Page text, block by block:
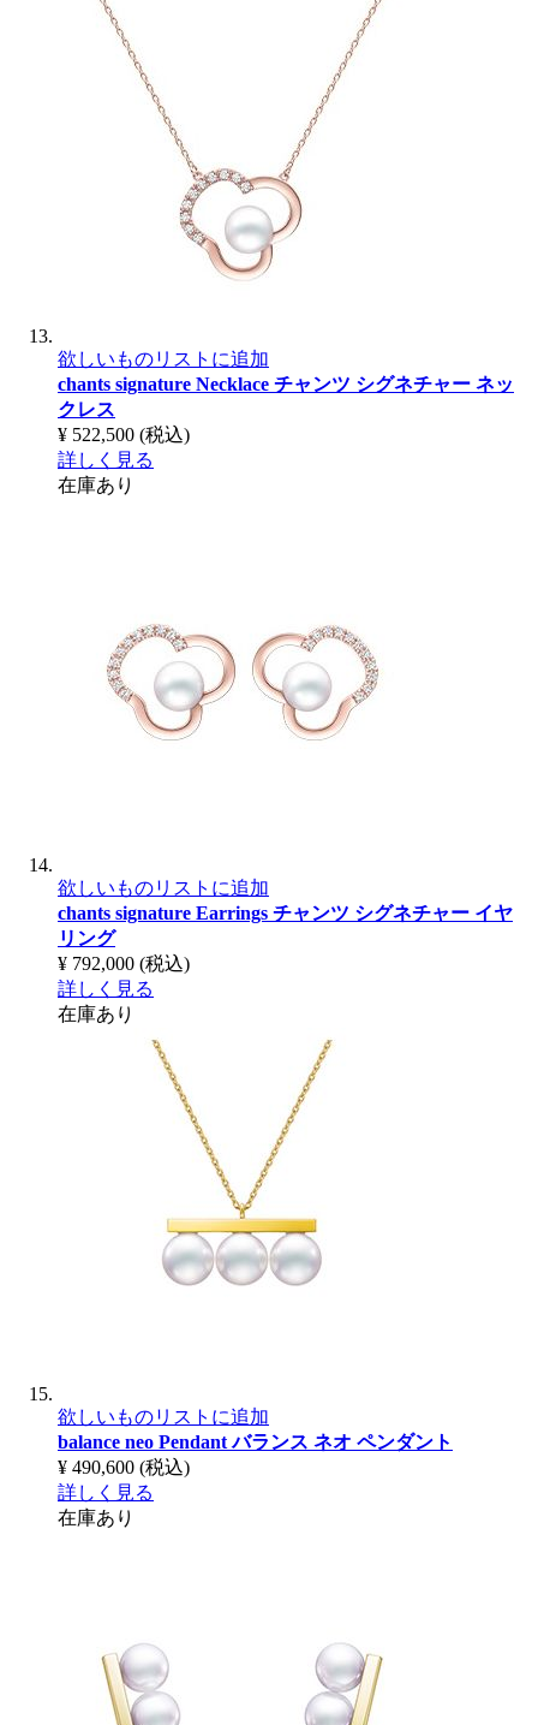
欲しいものリストに追加
chants signature Necklace チャンツ シグネチャー ネッ
クレス
¥ 522,500 (税込)
詳しく見る
在庫あり
欲しいものリストに追加
chants signature Earrings チャンツ シグネチャー イヤ
リング
¥ 792,000 (税込)
詳しく見る
在庫あり
欲しいものリストに追加
balance neo Pendantバランス ネオ ペンダント
¥ 490,600 (税込)
詳しく見る
在庫あり